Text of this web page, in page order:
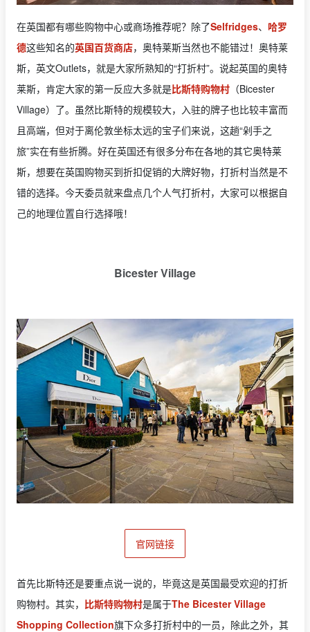
在英国都有哪些购物中心或商场推荐呢？除了Selfridges、 哈罗
德这些知名的英国百货商店，奥特莱斯当然也不能错过！奥特莱
斯，英文Outlets，就是大家所熟知的“打折村”。说起英国的奥特
莱斯，肯定大家的第一反应大多就是比斯特购物村 （Bicester
Village）了。虽然比斯特的规模较大，入驻的牌子也比较丰富而
且高端，但对于离伦敦坐标太远的宝子们来说，这趟“剁手之
旅”实在有些折腾。好在英国还有很多分布在各地的其它奥特莱
斯，想要在英国购物买到折扣促销的大牌好物，打折村当然是不
错的选择。今天委员就来盘点几个人气打折村，大家可以根据自
己的地理位置自行选择哦！
Bicester Village
官网链接
首先比斯特还是要重点说一说的，毕竟这是英国最受欢迎的打折
购物村。其实， 比斯特购物村是属于The Bicester Village
Shopping Collection旗下众多打折村中的一员，除此之外，其